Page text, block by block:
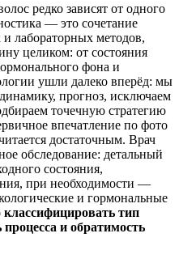
редко зависят от одного
— это сочетание
лабораторных методов,
целиком: от состояния
фона и
ушли далеко вперёд: мы
прогноз, исключаем
точечную стратегию
впечатление по фото
достаточным. Врач
обследование: детальный
состояния,
при необходимости —
и гормональные
тип
и обратимость